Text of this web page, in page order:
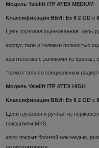
Модель Yalelift ITP ATEX MEDIUM
Классификация ВБИ: Ex II 2 GD c
Цепь грузовая оцинкованная, цепь
корпус тали и тележки полностью
крантележка с роликами из
тормоз тали со специальным
Модель Yalelift ITP ATEX HIGH
Классификация ВБИ: Ex II 2 GD c
Цепи грузовая и ручная из
покрытием MKS,
крюк покрыт бронзой или медью,